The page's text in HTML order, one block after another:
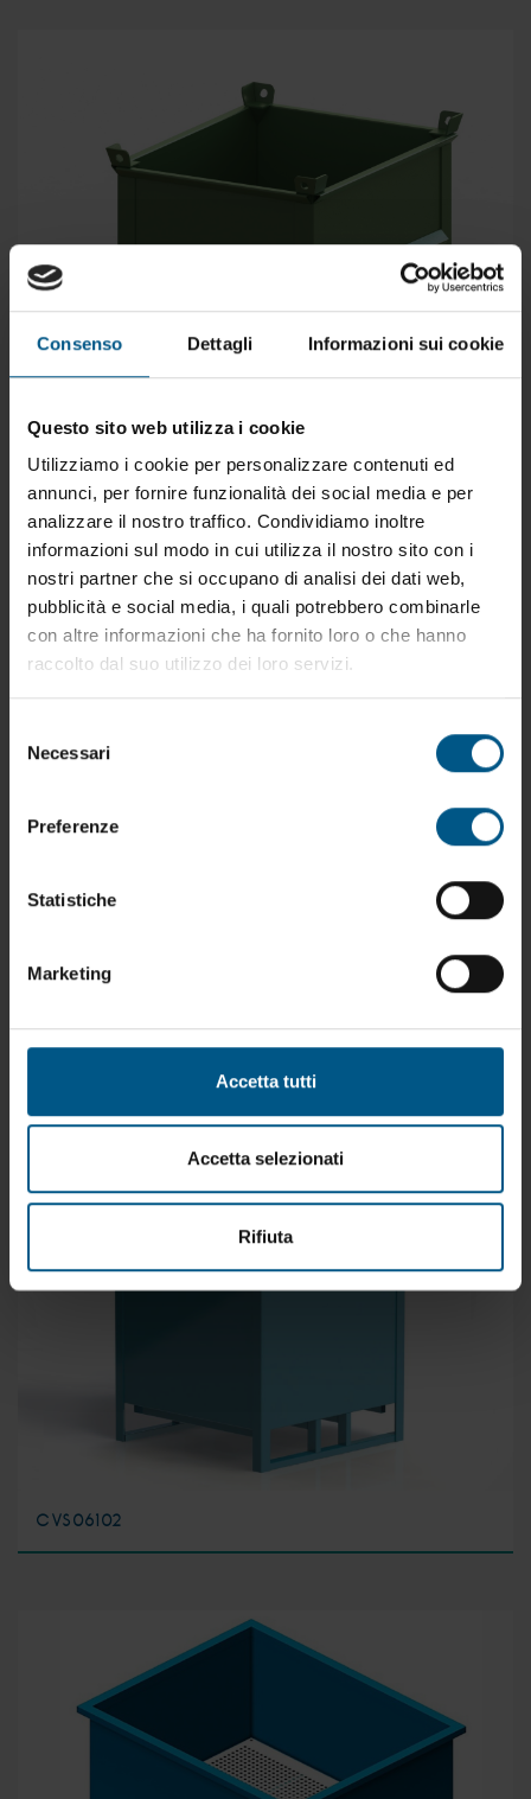
Consenso Dettagli Informazioni sui cookie
Questo sito web utilizza i cookie
Utilizziamo i cookie per personalizzare contenuti ed
annunci, per fornire funzionalità dei social media e per
analizzare il nostro traffico. Condividiamo inoltre
informazioni sul modo in cui utilizza il nostro sito con i
nostri partner che si occupano di analisi dei dati web,
pubblicità e social media, i quali potrebbero combinarle
con altre informazioni che ha fornito loro o che hanno
raccolto dal suo utilizzo dei loro servizi.
delNecessari
Preferenze
Statistiche
Marketing
Accetta tutti
Accetta selezionati
Rifiuta
CVS.18.01
CVS06102